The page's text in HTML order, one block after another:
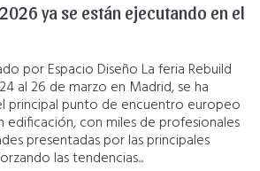
ya se están ejecutando en el
por Espacio Diseño La feria Rebuild
al 26 de marzo en Madrid, se ha
principal punto de encuentro europeo
edificación, con miles de profesionales
presentadas por las principales
las tendencias...